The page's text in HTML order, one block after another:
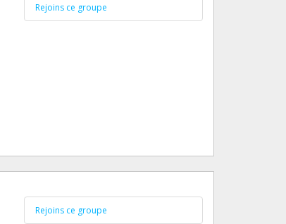
Rejoins ce groupe
Rejoins ce groupe